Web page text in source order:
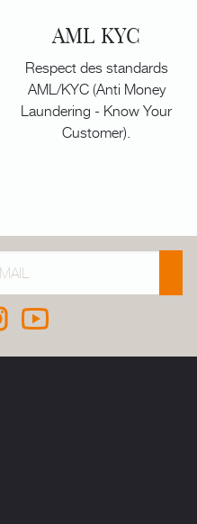
AML KYC
Respect des standards
AML/KYC (Anti Money
Laundering - Know Your
Customer).